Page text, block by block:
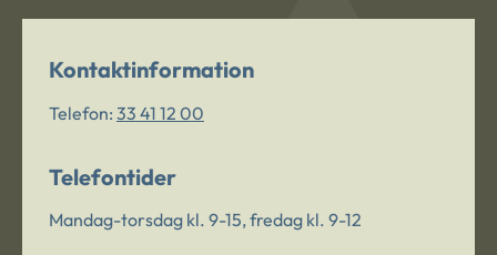
Kontaktinformation
Telefon: 33 41 12 00
Telefontider
Mandag-torsdag kl. 9-15, fredag kl. 9-12